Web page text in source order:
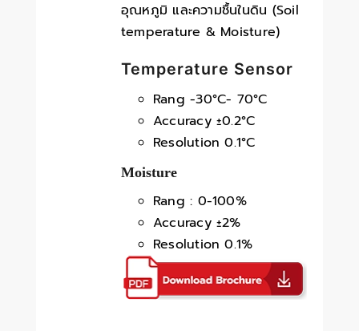
อุณหภูมิ และความชื้นในดิน (Soil
temperature & Moisture)
Temperature Sensor
Rang -30°C- 70°C
Accuracy ±0.2°C
Resolution 0.1°C
Moisture
Rang : 0-100%
Accuracy ±2%
Resolution 0.1%